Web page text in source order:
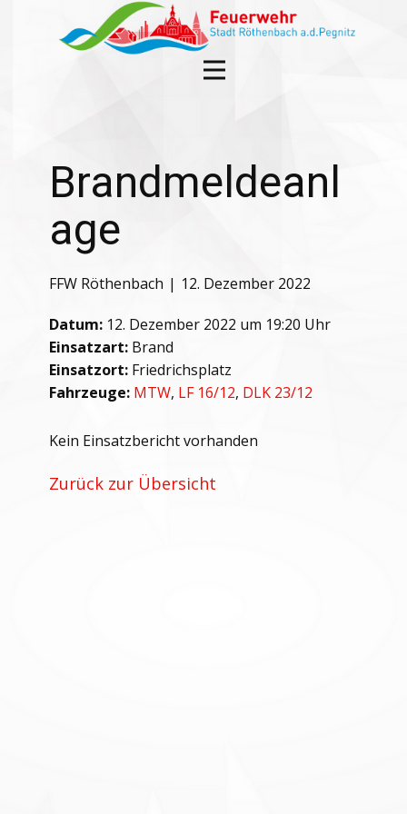
Brandmeldeanl
age
FFW Röthenbach 12. Dezember 2022
Datum: 12. Dezember 2022 um 19:20 Uhr
Einsatzart: Brand
Einsatzort: Friedrichsplatz
Fahrzeuge: MTW, LF 16/12, DLK 23/12
Kein Einsatzbericht vorhanden
Zurück zur Übersicht